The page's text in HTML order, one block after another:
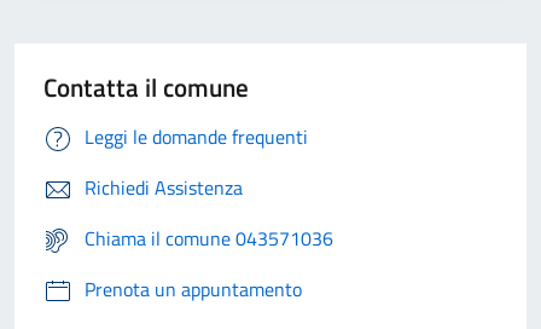
Contatta il comune
Leggi le domande frequenti
Richiedi Assistenza
Chiama il comune 043571036
Prenota un appuntamento